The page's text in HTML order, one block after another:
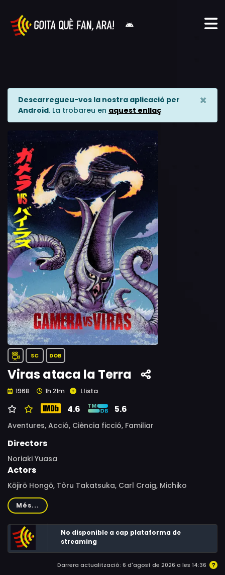
Descarregueu-vos la nostra aplicació per
Android. La trobareu en aquest enllaç
×
SC DOB
Viras ataca la Terra
1968 1h 21m Llista
4.6 5.6
Aventures, Acció, Ciència ficció, Familiar
Directors
Noriaki Yuasa
Actors
Kōjirō Hongō, Tôru Takatsuka, Carl Craig, Michiko
Yaegaki, Peter Williams, Kōji Fujiyama, Mari Atsumi, Junko
Yashiro, Yoshirō Kitahara, Munehiko Takada, Mary Morris,
Chikara Hashimoto, Kenji Go, Shō Natsuki, Ken Nakahara,
Kenichiro Yamane, Genzô Wakayama, Teruo Aragaki
Més...
No disponible a cap plataforma de
streaming
Darrera actualització: 6 d'agost de 2026 a les 14:36